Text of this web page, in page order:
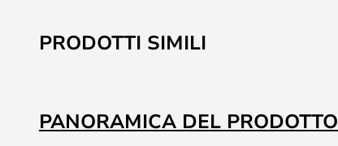
all'inizio
della
immagini
PRODOTTI SIMILI
PANORAMICA DEL PRODOTTO